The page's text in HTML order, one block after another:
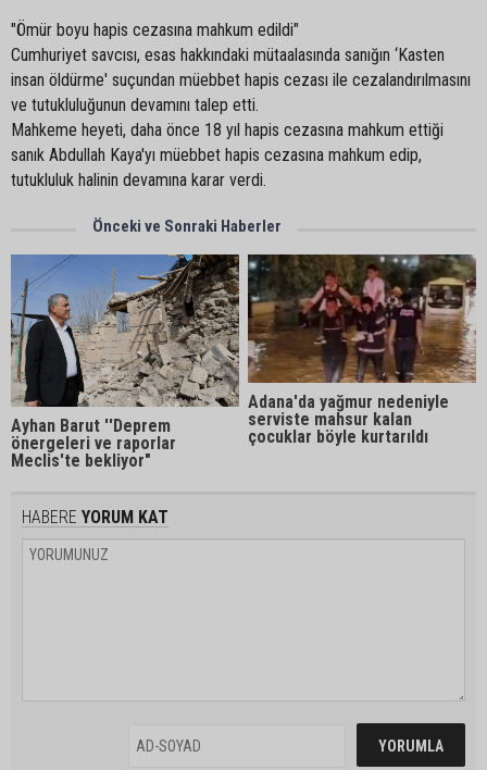
"Ömür boyu hapis cezasına mahkum edildi"
Cumhuriyet savcısı, esas hakkındaki mütaalasında sanığın ‘Kasten
insan öldürme' suçundan müebbet hapis cezası ile cezalandırılmasını
ve tutukluluğunun devamını talep etti.
Mahkeme heyeti, daha önce 18 yıl hapis cezasına mahkum ettiği
sanık Abdullah Kaya'yı müebbet hapis cezasına mahkum edip,
tutukluluk halinin devamına karar verdi.
Önceki ve Sonraki Haberler
Ayhan Barut ''Deprem
önergeleri ve raporlar
Meclis'te bekliyor"
Adana'da yağmur nedeniyle
serviste mahsur kalan
çocuklar böyle kurtarıldı
HABERE YORUM KAT